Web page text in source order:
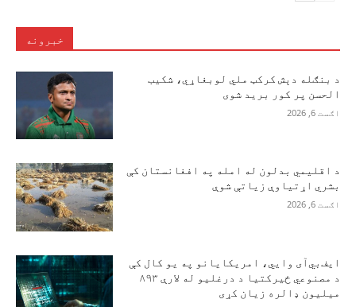
خبرونه
د بنګله دېش کرکټ ملي لوبغاړي، شکیب
الحسن پر کور برید شوی
اګست 6, 2026
د اقلیمي بدلون له امله په افغانستان کې
بشري اړتیاوې زیاتې شوې
اګست 6, 2026
ایف‌بي‌آی وايي، امریکایانو په یو کال کې
د مصنوعي ځیرکتیا د درغلیو له لارې ۸۹۳
میلیون ډالره زیان کړی